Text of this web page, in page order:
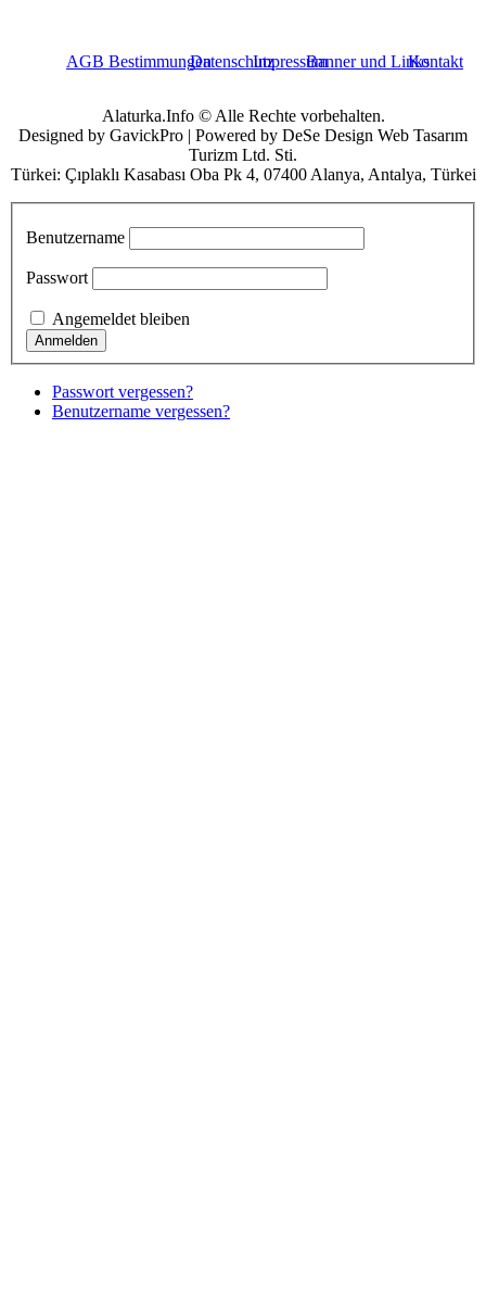
AGB BestimmungenDatenschutzImpressumBanner und LinksKontakt
Alaturka.Info © Alle Rechte vorbehalten.
Designed by GavickPro | Powered by DeSe Design Web Tasarım
Turizm Ltd. Sti.
Türkei: Çıplaklı Kasabası Oba Pk 4, 07400 Alanya, Antalya, Türkei
Benutzername
Passwort
Angemeldet bleiben
Passwort vergessen?
Benutzername vergessen?